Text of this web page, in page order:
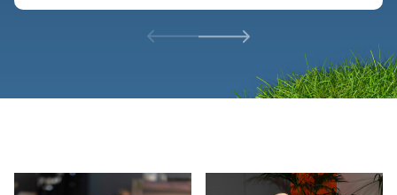
Wichtig ist mir vor allem zu sagen, dass Sebastian
enabled. Er nimmt also einem nicht ab, selbst den Kopf
einzuschalten und nachzudenken. Gerade das verankert
das erarbeitete enorm. Mit der Zusammenarbeit bin ich